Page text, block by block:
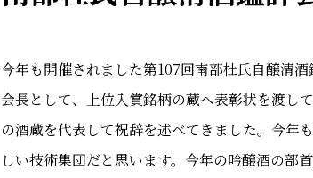
今年も開催されました第107回南部杜氏自醸清
会長として、上位入賞銘柄の蔵へ表彰状を渡し
の酒蔵を代表して祝辞を述べてきました。今年
しい技術集団だと思います。今年の吟醸酒の部